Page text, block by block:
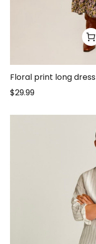
Floral print long dress
$29.99